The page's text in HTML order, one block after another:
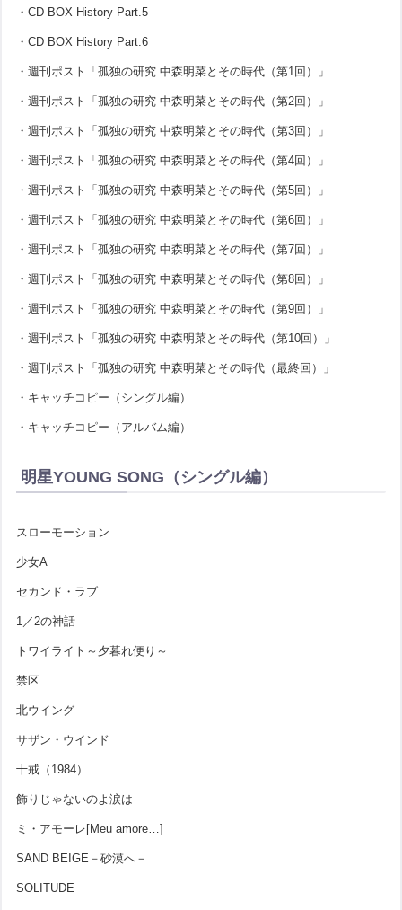
・CD BOX History Part.5
・CD BOX History Part.6
・週刊ポスト「孤独の研究 中森明菜とその時代（第1回）」
・週刊ポスト「孤独の研究 中森明菜とその時代（第2回）」
・週刊ポスト「孤独の研究 中森明菜とその時代（第3回）」
・週刊ポスト「孤独の研究 中森明菜とその時代（第4回）」
・週刊ポスト「孤独の研究 中森明菜とその時代（第5回）」
・週刊ポスト「孤独の研究 中森明菜とその時代（第6回）」
・週刊ポスト「孤独の研究 中森明菜とその時代（第7回）」
・週刊ポスト「孤独の研究 中森明菜とその時代（第8回）」
・週刊ポスト「孤独の研究 中森明菜とその時代（第9回）」
・週刊ポスト「孤独の研究 中森明菜とその時代（第10回）」
・週刊ポスト「孤独の研究 中森明菜とその時代（最終回）」
・キャッチコピー（シングル編）
・キャッチコピー（アルバム編）
明星YOUNG SONG（シングル編）
スローモーション
少女A
セカンド・ラブ
1／2の神話
トワイライト～夕暮れ便り～
禁区
北ウイング
サザン・ウインド
十戒（1984）
飾りじゃないのよ涙は
ミ・アモーレ[Meu amore…]
SAND BEIGE－砂漠へ－
SOLITUDE